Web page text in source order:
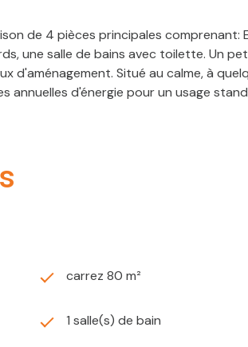
de 4 pièces principales
une salle de bains avec toilette. Un
d'aménagement. Situé au calme, à
annuelles d'énergie pour un usage
carrez 80 m²
1 salle(s) de bain